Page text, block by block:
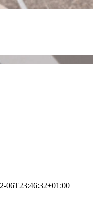
06T23:46:32+01:00